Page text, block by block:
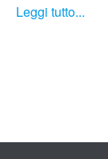
Leggi tutto...